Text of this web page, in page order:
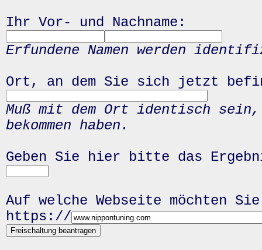
Ihr Vor- und Nachname:
Erfundene Namen werden
Ort, an dem Sie sich jetzt
Muß mit dem Ort identisch
bekommen haben.
Geben Sie hier bitte das
Auf welche Webseite möchten
https://